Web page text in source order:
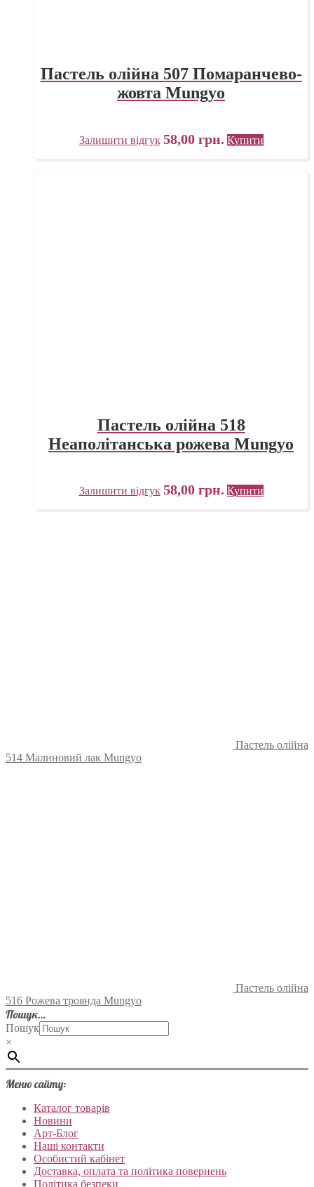
Пастель олійна 507 Помаранчево-
жовта Mungyo
Залишити відгук 58,00 грн. Купити
Пастель олійна 518
Неаполітанська рожева Mungyo
Залишити відгук 58,00 грн. Купити
Пастель олійна
514 Малиновий лак Mungyo
Пастель олійна
516 Рожева троянда Mungyo
Пошук…
Пошук
×
Меню сайту:
Каталог товарів
Новини
Арт-Блог
Наші контакти
Особистий кабінет
Доставка, оплата та політика повернень
Політика безпеки